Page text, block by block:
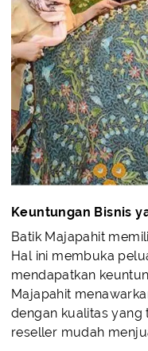
Keuntungan Bisnis
Batik Majapahit
Hal ini membuka
mendapatkan
Majapahit
dengan kualitas yang
reseller mudah